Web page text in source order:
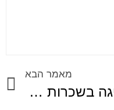
מאמר הבא
נהיגה בשכרות בקרב בני נוער